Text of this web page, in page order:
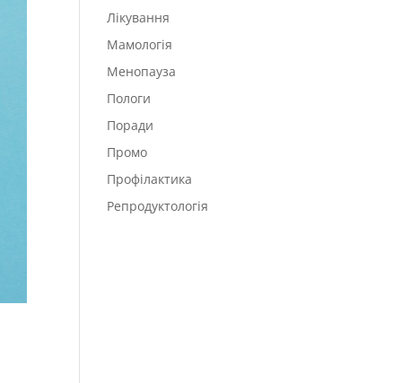
Лікування
Мамологія
Менопауза
Пологи
Поради
Промо
Профілактика
Репродуктологія